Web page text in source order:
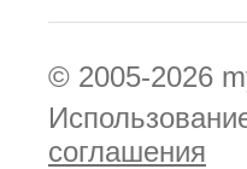
© 2005-2026
соглашения